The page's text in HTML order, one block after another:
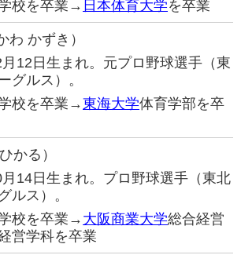
校を卒業→ 日本体育大学を卒業
わ かずき）
12日生まれ。元プロ野球選手（東
グルス）。
校を卒業→東海大学体育学部を卒
かる）
14日生まれ。プロ野球選手（東北
ルス）。
校を卒業→ 大阪商業大学総合経営
営学科を卒業